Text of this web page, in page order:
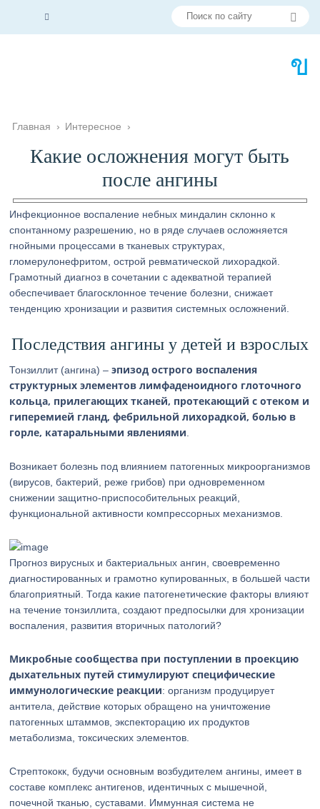
Главная › Интересное ›
Какие осложнения могут быть
после ангины
Инфекционное воспаление небных миндалин склонно к
спонтанному разрешению, но в ряде случаев осложняется
гнойными процессами в тканевых структурах,
гломерулонефритом, острой ревматической лихорадкой.
Грамотный диагноз в сочетании с адекватной терапией
обеспечивает благосклонное течение болезни, снижает
тенденцию хронизации и развития системных осложнений.
Последствия ангины у детей и взрослых
Тонзиллит (ангина) –эпизод острого воспаления
структурных элементов лимфаденоидного глоточного
кольца, прилегающих тканей, протекающий с отеком и
гиперемией гланд, фебрильной лихорадкой, болью в
горле, катаральными явлениями
Возникает болезнь под влиянием патогенных микроорганизмов
(вирусов, бактерий, реже грибов) при одновременном
снижении защитно-приспособительных реакций,
функциональной активности компрессорных механизмов.
Прогноз вирусных и бактериальных ангин, своевременно
диагностированных и грамотно купированных, в большей части
благоприятный. Тогда какие патогенетические факторы влияют
на течение тонзиллита, создают предпосылки для хронизации
воспаления, развития вторичных патологий?
Микробные сообщества при поступлении в проекцию
дыхательных путей стимулируют специфические
иммунологические реакции: организм продуцирует
антитела, действие которых обращено на уничтожение
патогенных штаммов, экспекторацию их продуктов
метаболизма, токсических элементов.
Стрептококк, будучи основным возбудителем ангины, имеет в
составе комплекс антигенов, идентичных с мышечной,
почечной тканью, суставами. Иммунная система не